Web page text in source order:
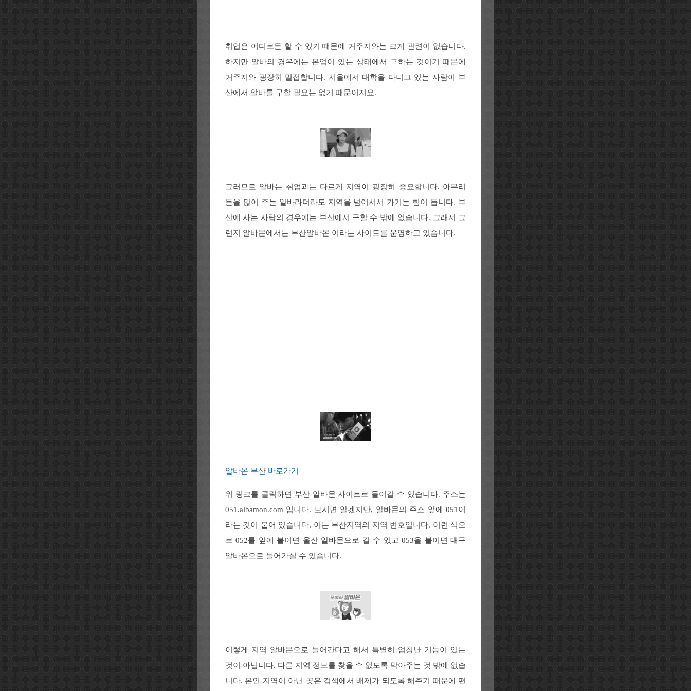
취업은 어디로든 할 수 있기 떄문에 거주지와는 크게 관련이 없습니다.
하지만 알바의 경우에는 본업이 있는 상태에서 구하는 것이기 때문에
거주지와 굉장히 밀접합니다. 서울에서 대학을 다니고 있는 사람이 부
산에서 알바를 구할 필요는 없기 때문이지요.
그러므로 알바는 취업과는 다르게 지역이 굉장히 중요합니다. 아무리
돈을 많이 주는 알바라더라도 지역을 넘어서서 가기는 힘이 듭니다. 부
산에 사는 사람의 경우에는 부산에서 구할 수 밖에 없습니다. 그래서 그
런지 알바몬에서는 부산알바몬 이라는 사이트를 운영하고 있습니다.
알바몬 부산 바로가기
위 링크를 클릭하면 부산 알바몬 사이트로 들어갈 수 있습니다. 주소는
051.albamon.com 입니다. 보시면 알겠지만, 알바몬의 주소 앞에 051이
라는 것이 붙어 있습니다. 이는 부산지역의 지역 번호입니다. 이런 식으
로 052를 앞에 붙이면 울산 알바몬으로 갈 수 있고 053을 붙이면 대구
알바몬으로 들어가실 수 있습니다.
이렇게 지역 알바몬으로 들어간다고 해서 특별히 엄청난 기능이 있는
것이 아닙니다. 다른 지역 정보를 찾을 수 없도록 막아주는 것 밖에 없습
니다. 본인 지역이 아닌 곳은 검색에서 배제가 되도록 해주기 때문에 편